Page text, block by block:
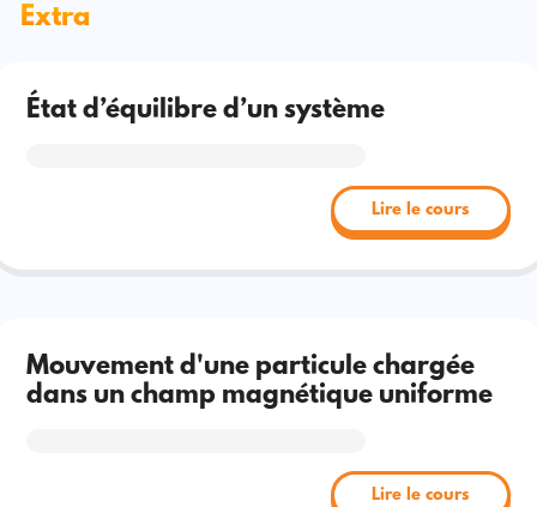
Extra
État d’équilibre d’un système
Lire le cours
Mouvement d'une particule chargée
dans un champ magnétique uniforme
Lire le cours